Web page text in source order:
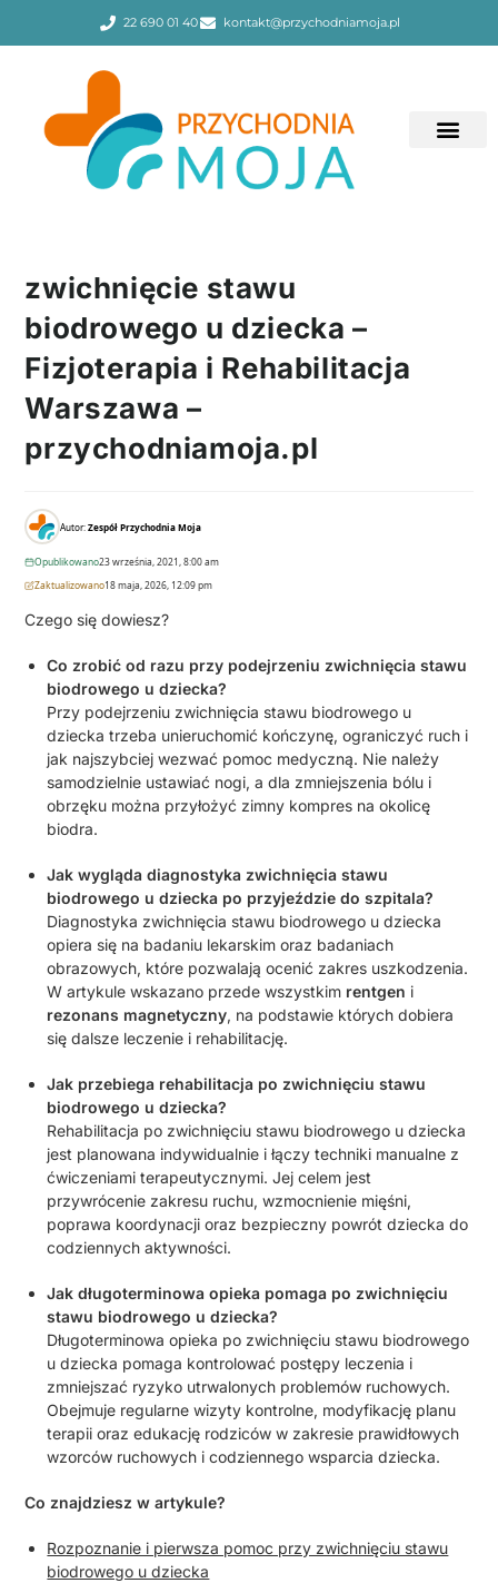
22 690 01 40 kontakt@przychodniamoja.pl
zwichnięcie stawu
biodrowego u dziecka –
Fizjoterapia i Rehabilitacja
Warszawa –
przychodniamoja.pl
Autor:Zespół Przychodnia Moja
Opublikowano23 września, 2021, 8:00 am
Zaktualizowano18 maja, 2026, 12:09 pm
Czego się dowiesz?
Co zrobić od razu przy podejrzeniu zwichnięcia stawu
biodrowego u dziecka?
Przy podejrzeniu zwichnięcia stawu biodrowego u
dziecka trzeba unieruchomić kończynę, ograniczyć ruch i
jak najszybciej wezwać pomoc medyczną. Nie należy
samodzielnie ustawiać nogi, a dla zmniejszenia bólu i
obrzęku można przyłożyć zimny kompres na okolicę
biodra.
Jak wygląda diagnostyka zwichnięcia stawu
biodrowego u dziecka po przyjeździe do szpitala?
Diagnostyka zwichnięcia stawu biodrowego u dziecka
opiera się na badaniu lekarskim oraz badaniach
obrazowych, które pozwalają ocenić zakres uszkodzenia.
W artykule wskazano przede wszystkim rentgen i
rezonans magnetyczny, na podstawie których dobiera
się dalsze leczenie i rehabilitację.
Jak przebiega rehabilitacja po zwichnięciu stawu
biodrowego u dziecka?
Rehabilitacja po zwichnięciu stawu biodrowego u dziecka
jest planowana indywidualnie i łączy techniki manualne z
ćwiczeniami terapeutycznymi. Jej celem jest
przywrócenie zakresu ruchu, wzmocnienie mięśni,
poprawa koordynacji oraz bezpieczny powrót dziecka do
codziennych aktywności.
Jak długoterminowa opieka pomaga po zwichnięciu
stawu biodrowego u dziecka?
Długoterminowa opieka po zwichnięciu stawu biodrowego
u dziecka pomaga kontrolować postępy leczenia i
zmniejszać ryzyko utrwalonych problemów ruchowych.
Obejmuje regularne wizyty kontrolne, modyfikację planu
terapii oraz edukację rodziców w zakresie prawidłowych
wzorców ruchowych i codziennego wsparcia dziecka.
Co znajdziesz w artykule?
Rozpoznanie i pierwsza pomoc przy zwichnięciu stawu
biodrowego u dziecka